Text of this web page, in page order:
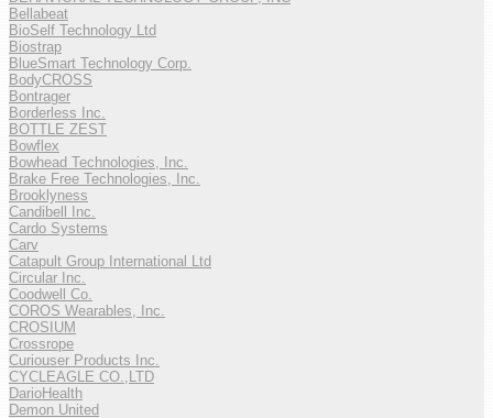
Bellabeat
BioSelf Technology Ltd
Biostrap
BlueSmart Technology Corp.
BodyCROSS
Bontrager
Borderless Inc.
BOTTLE ZEST
Bowflex
Bowhead Technologies, Inc.
Brake Free Technologies, Inc.
Brooklyness
Candibell Inc.
Cardo Systems
Carv
Catapult Group International Ltd
Circular Inc.
Coodwell Co.
COROS Wearables, Inc.
CROSIUM
Crossrope
Curiouser Products Inc.
CYCLEAGLE CO.,LTD
DarioHealth
Demon United